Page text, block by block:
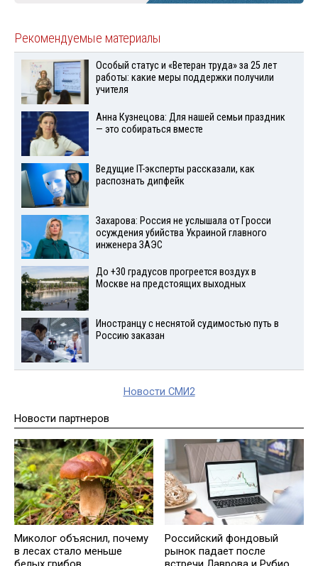
Рекомендуемые материалы
Особый статус и «Ветеран труда» за 25 лет
работы: какие меры поддержки получили
учителя
Анна Кузнецова: Для нашей семьи праздник
— это собираться вместе
Ведущие IT-эксперты рассказали, как
распознать дипфейк
Захарова: Россия не услышала от Гросси
осуждения убийства Украиной главного
инженера ЗАЭС
До +30 градусов прогреется воздух в
Москве на предстоящих выходных
Иностранцу с неснятой судимостью путь в
Россию заказан
Новости СМИ2
Новости партнеров
Миколог объяснил, почему
в лесах стало меньше
Российский фондовый
рынок падает после